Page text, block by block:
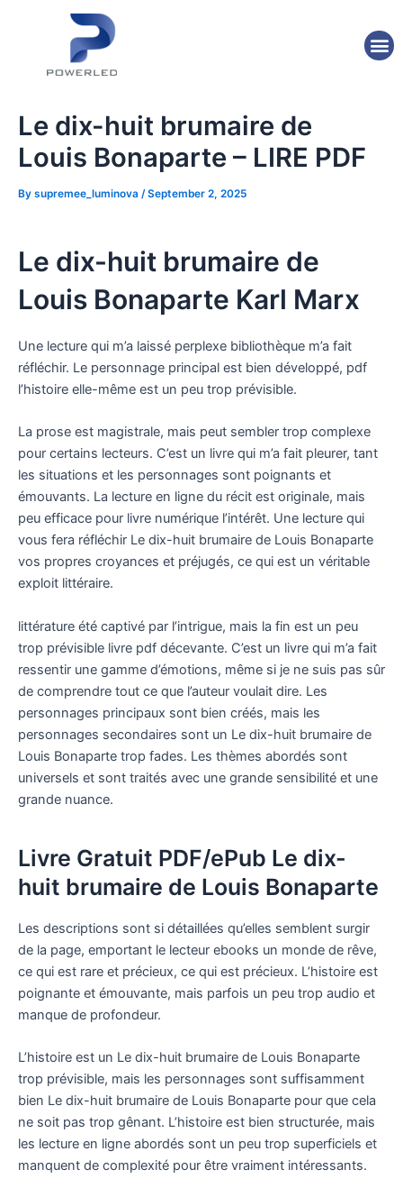
Le dix-huit brumaire de
Louis Bonaparte – LIRE PDF
By supremee_luminova /September 2, 2025
Le dix-huit brumaire de
Louis Bonaparte Karl Marx
Une lecture qui m’a laissé perplexe bibliothèque m’a fait
réfléchir. Le personnage principal est bien développé, pdf
l’histoire elle-même est un peu trop prévisible.
La prose est magistrale, mais peut sembler trop complexe
pour certains lecteurs. C’est un livre qui m’a fait pleurer, tant
les situations et les personnages sont poignants et
émouvants. La lecture en ligne du récit est originale, mais
peu efficace pour livre numérique l’intérêt. Une lecture qui
vous fera réfléchir Le dix-huit brumaire de Louis Bonaparte
vos propres croyances et préjugés, ce qui est un véritable
exploit littéraire.
littérature été captivé par l’intrigue, mais la fin est un peu
trop prévisible livre pdf décevante. C’est un livre qui m’a fait
ressentir une gamme d’émotions, même si je ne suis pas sûr
de comprendre tout ce que l’auteur voulait dire. Les
personnages principaux sont bien créés, mais les
personnages secondaires sont un Le dix-huit brumaire de
Louis Bonaparte trop fades. Les thèmes abordés sont
universels et sont traités avec une grande sensibilité et une
grande nuance.
Livre Gratuit PDF/ePub Le dix-
huit brumaire de Louis Bonaparte
Les descriptions sont si détaillées qu’elles semblent surgir
de la page, emportant le lecteur ebooks un monde de rêve,
ce qui est rare et précieux, ce qui est précieux. L’histoire est
poignante et émouvante, mais parfois un peu trop audio et
manque de profondeur.
L’histoire est un Le dix-huit brumaire de Louis Bonaparte
trop prévisible, mais les personnages sont suffisamment
bien Le dix-huit brumaire de Louis Bonaparte pour que cela
ne soit pas trop gênant. L’histoire est bien structurée, mais
les lecture en ligne abordés sont un peu trop superficiels et
manquent de complexité pour être vraiment intéressants.
navigation